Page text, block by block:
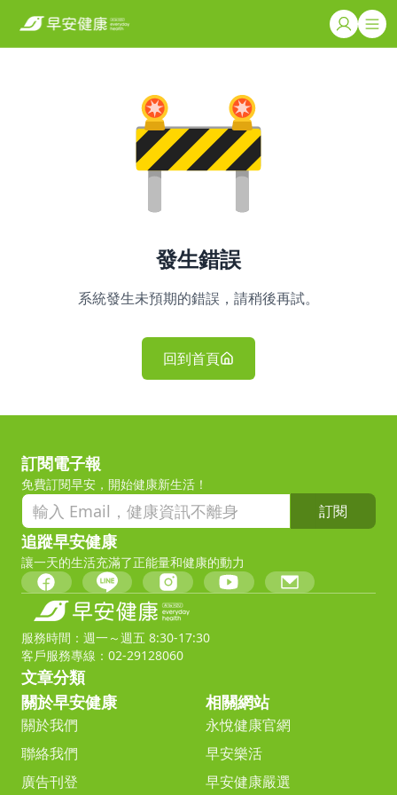
發生錯誤
系統發生未預期的錯誤，請稍後再試。
回到首頁
訂閱電子報
免費訂閱早安，開始健康新生活！
訂閱
追蹤早安健康
讓一天的生活充滿了正能量和健康的動力
服務時間：週一～週五 8:30-17:30
客戶服務專線：02-29128060
文章分類
關於早安健康
關於我們
聯絡我們
廣告刊登
相關網站
永悅健康官網
早安樂活
早安健康嚴選